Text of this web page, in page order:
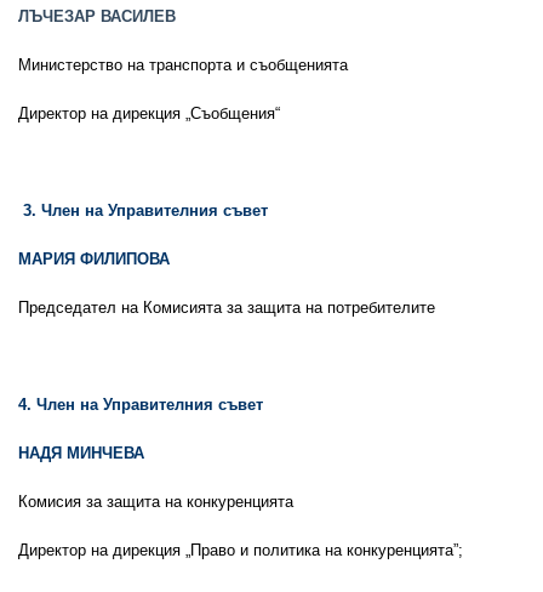
ЛЪЧЕЗАР ВАСИЛЕВ
Министерство на транспорта и съобщенията
Директор на дирекция „Съобщения“
3. Член на Управителния съвет
МАРИЯ ФИЛИПОВА
Председател на Комисията за защита на потребителите
4. Член на Управителния съвет
НАДЯ МИНЧЕВА
Комисия за защита на конкуренцията
Директор на дирекция „Право и политика на конкуренцията”;